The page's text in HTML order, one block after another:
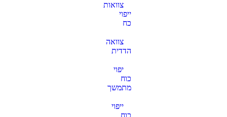
צוואות
ייפוי
כח
צוואה
הדדית
יפוי
כוח
מתמשך
ייפוי
כוח